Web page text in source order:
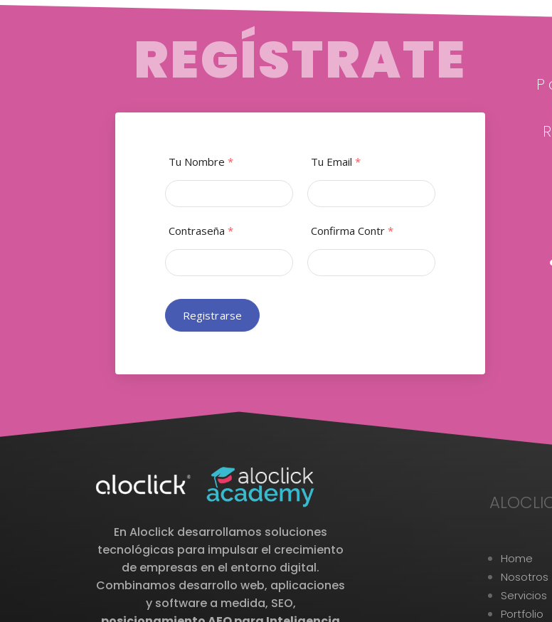
REGÍSTRATE
Tu Nombre * Tu Email *
Contraseña * Confirma Contr *
Registrarse
En Aloclick desarrollamos soluciones
tecnológicas para impulsar el crecimiento
de empresas en el entorno digital.
Combinamos desarrollo web, aplicaciones
y software a medida, SEO,
Home
Nosotros
Servicios
Portfolio